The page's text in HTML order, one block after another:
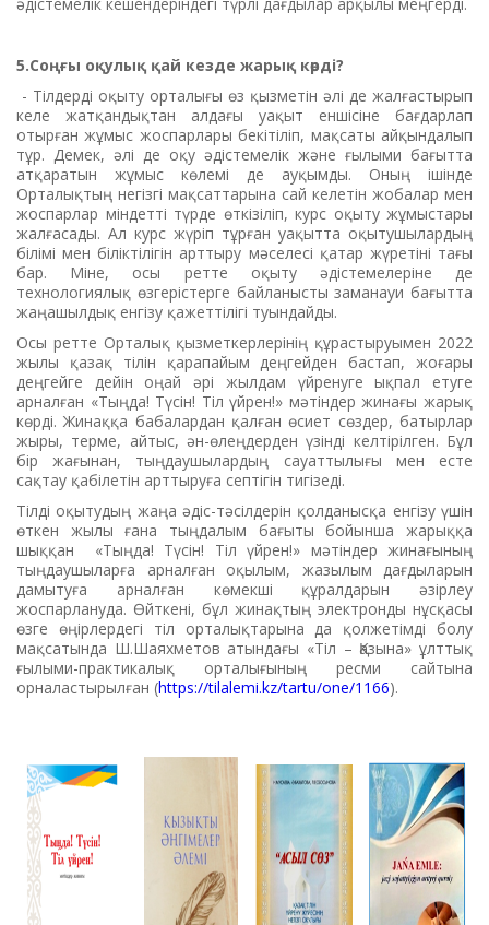
5.Соңғы оқулық қай кезде жарық көрді?
- Тілдерді оқыту орталығы өз қызметін әлі де жалғастырып
келе жатқандықтан алдағы уақыт еншісіне бағдарлап
отырған жұмыс жоспарлары бекітіліп, мақсаты айқындалып
тұр. Демек, әлі де оқу әдістемелік және ғылыми бағытта
атқаратын жұмыс көлемі де ауқымды. Оның ішінде
Орталықтың негізгі мақсаттарына сай келетін жобалар мен
жоспарлар міндетті түрде өткізіліп, курс оқыту жұмыстары
жалғасады. Ал курс жүріп тұрған уақытта оқытушылардың
білімі мен біліктілігін арттыру мәселесі қатар жүретіні тағы
бар. Міне, осы ретте оқыту әдістемелеріне де
технологиялық өзгерістерге байланысты заманауи бағытта
жаңашылдық енгізу қажеттілігі туындайды.
Осы ретте Орталық қызметкерлерінің құрастыруымен 2022
жылы қазақ тілін қарапайым деңгейден бастап, жоғары
деңгейге дейін оңай әрі жылдам үйренуге ықпал етуге
арналған «Тыңда! Түсін! Тіл үйрен!» мәтіндер жинағы жарық
көрді. Жинаққа бабалардан қалған өсиет сөздер, батырлар
жыры, терме, айтыс, ән-өлеңдерден үзінді келтірілген. Бұл
бір жағынан, тыңдаушылардың сауаттылығы мен есте
сақтау қабілетін арттыруға септігін тигізеді.
Тілді оқытудың жаңа әдіс-тәсілдерін қолданысқа енгізу үшін
өткен жылы ғана тыңдалым бағыты бойынша жарыққа
шыққан «Тыңда! Түсін! Тіл үйрен!» мәтіндер жинағының
тыңдаушыларға арналған оқылым, жазылым дағдыларын
дамытуға арналған көмекші құралдарын әзірлеу
жоспарлануда. Өйткені, бұл жинақтың электронды нұсқасы
өзге өңірлердегі тіл орталықтарына да қолжетімді болу
мақсатында Ш.Шаяхметов атындағы «Тіл – Қазына» ұлттық
ғылыми-практикалық орталығының ресми сайтына
орналастырылған (https://tilalemi.kz/tartu/one/1166).